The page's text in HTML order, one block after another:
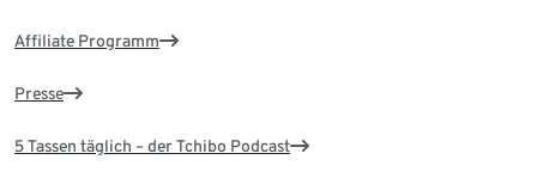
Affiliate Programm
Presse
5 Tassen täglich – der Tchibo Podcast